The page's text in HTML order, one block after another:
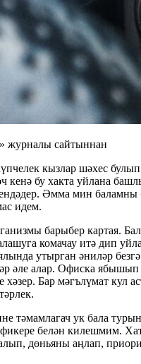
журналы сайтыннан
кызлар шәхес
кенә бу хакта уйлана
Әмма мин баламны
идем.
барыбер картая.
комачау итә дип
утырган әниләр
әле алар. Офиска ябышып
хәзер. Бар мәгълүмат кул
тәмамлагач ук бала
белән килешмим.
дөньяны аңлап,